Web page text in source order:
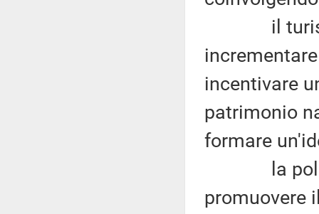
il turismo
incentivare
patrimonio
formare
la politica
promuovere